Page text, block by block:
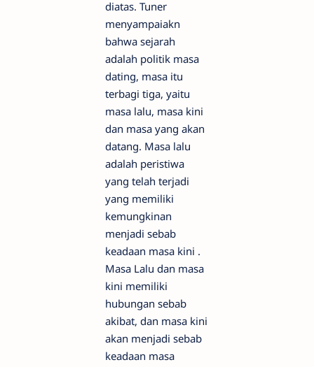
diatas. Tuner
menyampaiakn
bahwa sejarah
adalah politik masa
dating, masa itu
terbagi tiga, yaitu
masa lalu, masa kini
dan masa yang akan
datang. Masa lalu
adalah peristiwa
yang telah terjadi
yang memiliki
kemungkinan
menjadi sebab
keadaan masa kini .
Masa Lalu dan masa
kini memiliki
hubungan sebab
akibat, dan masa kini
akan menjadi sebab
keadaan masa